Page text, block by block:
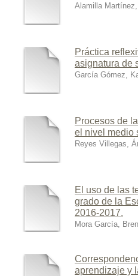
Alamilla
Práctica
asignatura de
García Gómez,
Procesos de
el nivel medio
Reyes Villegas,
El uso de las
grado de la
2016-2017.
Mora García,
aprendizaje y